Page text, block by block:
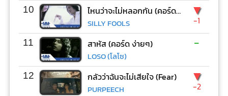
10 ไหนว่าจะไม่หลอกกัน (คอร์ด ง่ายๆ)
SILLY FOOLS
▼
-1
11 สาหัส (คอร์ด ง่ายๆ)
LOSO (โลโซ)
-
12 กลัวว่าฉันจะไม่เสียใจ (Fear)
PURPEECH
▼
-2